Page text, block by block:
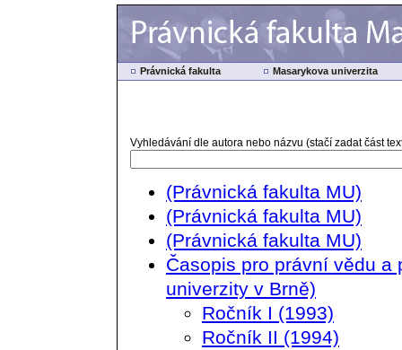
Právnická fakulta Masarykova univerzita
Vyhledávání dle autora nebo názvu (stačí zadat část
(Právnická fakulta MU)
(Právnická fakulta MU)
(Právnická fakulta MU)
Časopis pro právní vědu a
univerzity v Brně)
Ročník I (1993)
Ročník II (1994)